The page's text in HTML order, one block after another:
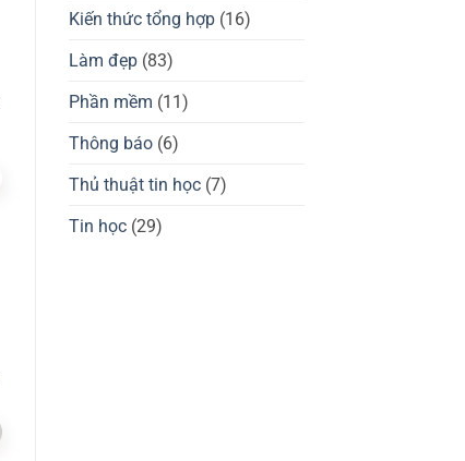
gaming
Waizowl
Pro,
Cloud
Kiến thức tổng hợp(16)
Làm đẹp(83)
Phần mềm (11)
Thông báo(6)
Thủ thuật tin học(7)
Tin học(29)